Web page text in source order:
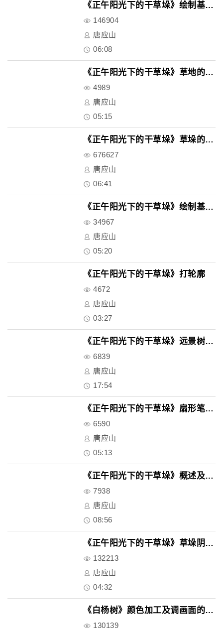
《正午阳光下的干草垛》绘制基本..
146904
唐应山
06:08
《正午阳光下的干草垛》草地的深..
4989
唐应山
05:15
《正午阳光下的干草垛》草垛的深..
676627
唐应山
06:41
《正午阳光下的干草垛》绘制基本..
34967
唐应山
05:20
《正午阳光下的干草垛》打轮廓
4672
唐应山
03:27
《正午阳光下的干草垛》远景树的..
6839
唐应山
17:54
《正午阳光下的干草垛》扇形笔刷..
6590
唐应山
05:13
《正午阳光下的干草垛》概述及色..
7938
唐应山
08:56
《正午阳光下的干草垛》草垛阴影..
132213
唐应山
04:32
《白杨树》颜色加工及调画面的基..
130139